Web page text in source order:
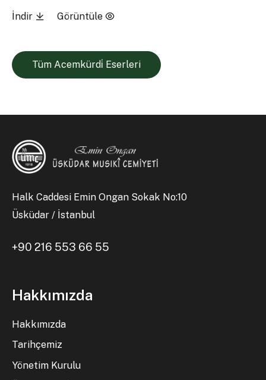
İndir Görüntüle
Tüm Acemkürdi̇ Eserleri
Halk Caddesi Emin Ongan Sokak No:10
Üsküdar / İstanbul
+90 216 553 66 55
Hakkımızda
Hakkımızda
Tarihçemiz
Yönetim Kurulu